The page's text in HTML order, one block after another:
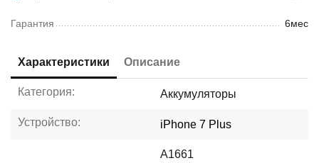
Гарантия 6мес
Характеристики Описание
Категория: Аккумуляторы
Устройство: iPhone 7 Plus
A1661